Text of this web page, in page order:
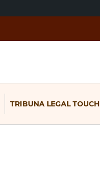
TRIBUNA LEGAL TOUCH